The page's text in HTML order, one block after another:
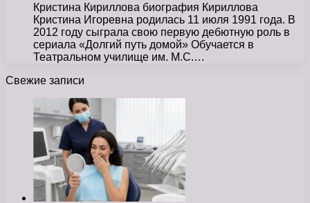
Кристина Кириллова биография Кириллова
Кристина Игоревна родилась 11 июля 1991 года. В
2012 году сыграла свою первую дебютную роль в
сериала «Долгий путь домой» Обучается в
Театральном училище им. М.С.…
Свежие записи